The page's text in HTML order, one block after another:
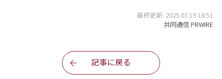
最終更新: 2025.03.19 18:51
共同通信 PRWIRE
記事に戻る